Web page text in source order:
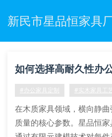
新民市星品恒家具
如何选择高耐久性办
艺解密
#办公家具定制 #实木家具工艺
在木质家具领域，横向静
质量的核心参数。星品恒